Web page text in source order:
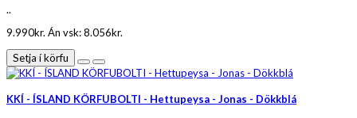
..
9.990kr. Án vsk: 8.056kr.
Setja í körfu
KKÍ - ÍSLAND KÖRFUBOLTI - Hettupeysa - Jonas - Dökkblá